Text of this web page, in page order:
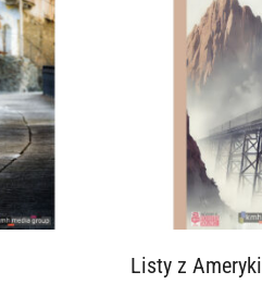
Listy z Ameryki